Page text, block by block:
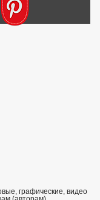
графические, видео